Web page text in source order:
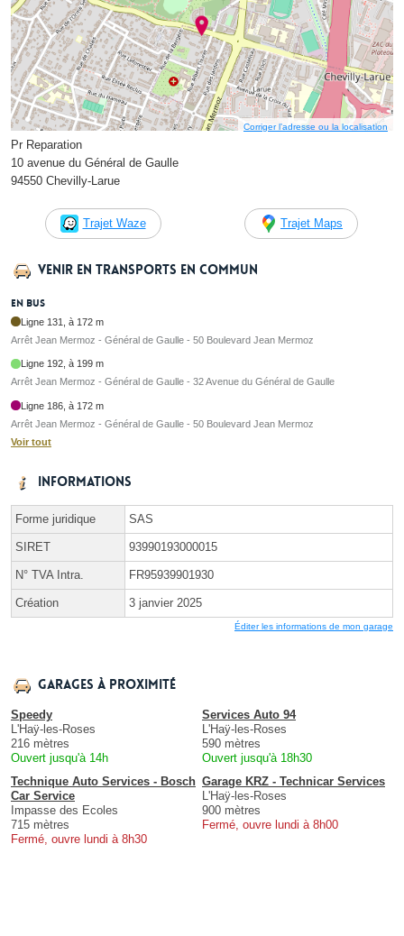
Corriger l’adresse ou la localisation
Pr Reparation
10 avenue du Général de Gaulle
94550 Chevilly-Larue
Trajet Waze Trajet Maps
Venir en transports en commun
En bus
Ligne 131, à 172 m
Arrêt Jean Mermoz - Général de Gaulle - 50 Boulevard Jean Mermoz
Ligne 192, à 199 m
Arrêt Jean Mermoz - Général de Gaulle - 32 Avenue du Général de Gaulle
Ligne 186, à 172 m
Arrêt Jean Mermoz - Général de Gaulle - 50 Boulevard Jean Mermoz
Voir tout
Informations
Forme juridique SAS
SIRET 93990193000015
N° TVA Intra. FR95939901930
Création 3 janvier 2025
Éditer les informations de mon garage
Garages à proximité
Speedy
L'Haÿ-les-Roses
216 mètres
Ouvert jusqu'à 14h
Services Auto 94
L'Haÿ-les-Roses
590 mètres
Ouvert jusqu'à 18h30
Technique Auto Services - Bosch
Car Service
Impasse des Ecoles
715 mètres
Fermé, ouvre lundi à 8h30
Garage KRZ - Technicar Services
L'Haÿ-les-Roses
900 mètres
Fermé, ouvre lundi à 8h00